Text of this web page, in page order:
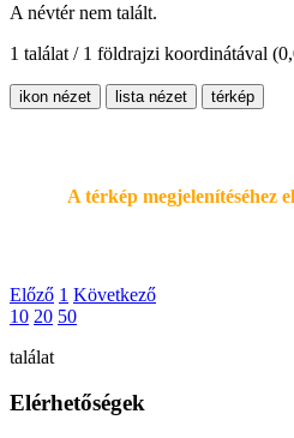
A névtér nem talált.
1 találat / 1 földrajzi koordinátával
ikon nézet lista nézet térkép
A térkép megjelenítéséhez
Előző 1 Következő
10 20 50
találat
Elérhetőségek